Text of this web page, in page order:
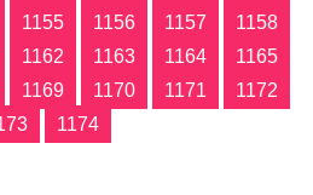
1155 1156 1157
1158
1162 1163 1164
1165
1169 1170 1171
1172
1174